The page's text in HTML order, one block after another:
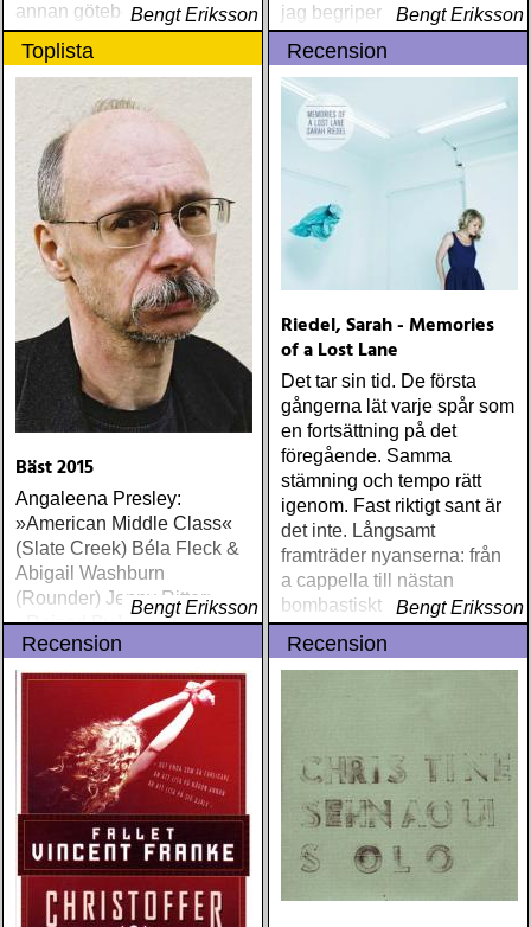
annan göteborgspunk,
Broder Daniel, Håkan
Hellström och Almedal
Bengt Eriksson
jag begriper logiken med
när, var & varför
Bengt Eriksson
Toplista
Bäst 2015
Angaleena Presley:
»American Middle Class«
(Slate Creek) Béla Fleck &
Abigail Washburn
(Rounder) Jenny Ritter:
»Raised By Wolves«
(Fiddle Head Records)
Rhiannon Giddens:
»Tomorrow Is My Turn«
(Nonesuch) Jason Isbell : »
Something More Than
Free« (Southeastern
Records) Hat Check Girl:
“At 2 In The Morning” (Hat
Check Girl) James Taylor:
»Before This World«
(Concord) Tom Paxton:
»Redemption Song« (Pax
Bengt Eriksson
Recension
Riedel, Sarah - Memories
of a Lost Lane
Det tar sin tid. De första
gångerna lät varje spår som
en fortsättning på det
föregående. Samma
stämning och tempo rätt
igenom. Fast riktigt sant är
det inte. Långsamt
framträder nyanserna: från
a cappella till nästan
bombastiskt
Bengt Eriksson
Recension Recension